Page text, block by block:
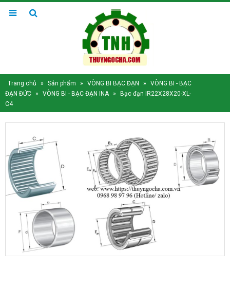
Trang chủ » Sản phẩm » VÒNG BI BẠC ĐẠN »
VÒNG BI - BẠC
ĐẠN ĐỨC » VÒNG BI - BẠC ĐẠN INA »
Bạc đạn IR22X28X20-XL-
C4